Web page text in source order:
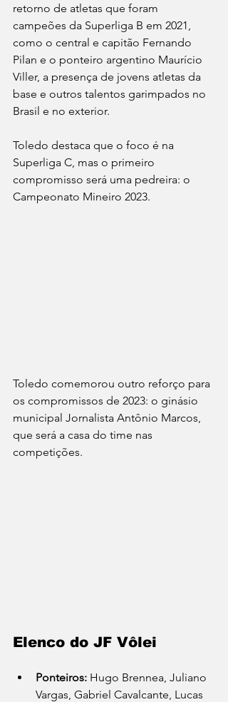
retorno de atletas que foram
campeões da Superliga B em 2021,
como o central e capitão Fernando
Pilan e o ponteiro argentino Maurício
Viller, a presença de jovens atletas da
base e outros talentos garimpados no
Brasil e no exterior.
Toledo destaca que o foco é na
Superliga C, mas o primeiro
compromisso será uma pedreira: o
Campeonato Mineiro 2023.
Toledo comemorou outro reforço para
os compromissos de 2023: o ginásio
municipal Jornalista Antônio Marcos,
que será a casa do time nas
competições.
Elenco do JF Vôlei
Ponteiros: Hugo Brennea, Juliano
Vargas, Gabriel Cavalcante, Lucas